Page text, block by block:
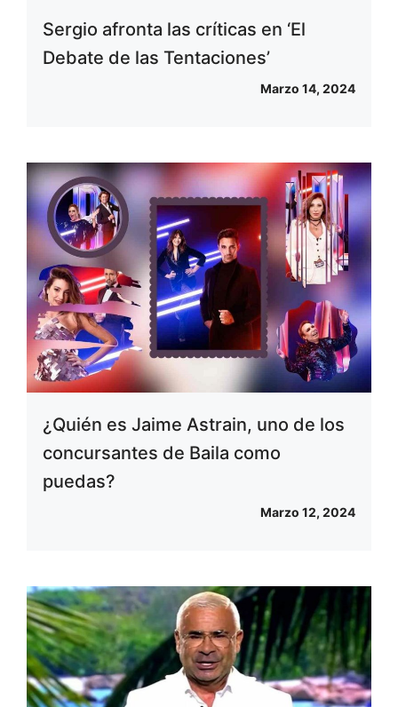
Sergio afronta las críticas en ‘El
Debate de las Tentaciones’
Marzo 14, 2024
¿Quién es Jaime Astrain, uno de los
concursantes de Baila como
puedas?
Marzo 12, 2024